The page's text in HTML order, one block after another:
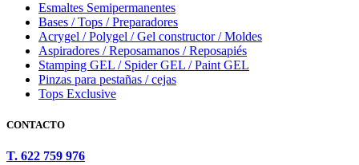
Esmaltes Semipermanentes
Bases / Tops / Preparadores
Acrygel / Polygel / Gel constructor / Moldes
Aspiradores / Reposamanos / Reposapiés
Stamping GEL / Spider GEL / Paint GEL
Pinzas para pestañas / cejas
Tops Exclusive
CONTACTO
T. 622 759 976